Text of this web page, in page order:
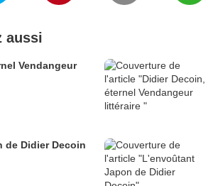
aussi
Vendangeur
de Didier Decoin